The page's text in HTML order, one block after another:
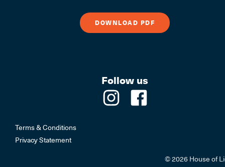
DOWNLOAD PDF
Follow us
Terms & Conditions
Privacy Statement
© 2026 House of